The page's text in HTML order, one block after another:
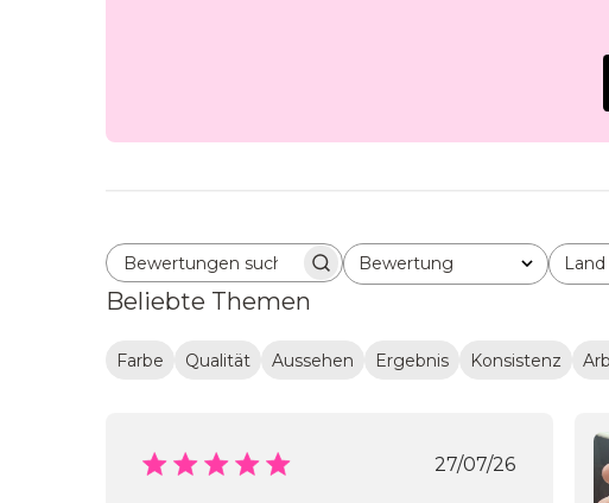
Bewertungen suchen
Bewertung
Alle Bewertungen Land
Alle
Beliebte Themen
Farbe Qualität Aussehen Ergebnis Konsistenz
27/07/26